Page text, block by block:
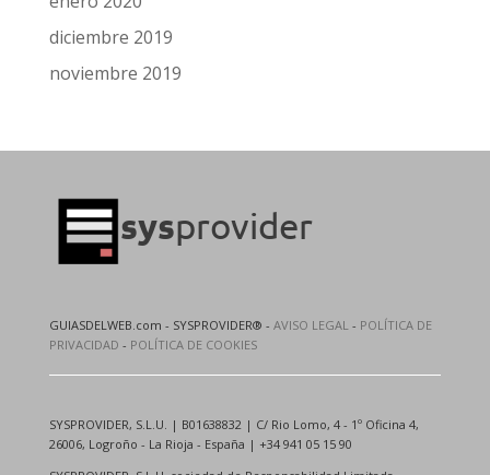
diciembre 2019
noviembre 2019
GUIASDELWEB.com - SYSPROVIDER® - AVISO LEGAL - POLÍTICA DE
PRIVACIDAD - POLÍTICA DE COOKIES
SYSPROVIDER, S.L.U. | B01638832 | C/ Rio Lomo, 4 - 1º Oficina 4,
26006, Logroño - La Rioja - España | +34 941 05 15 90